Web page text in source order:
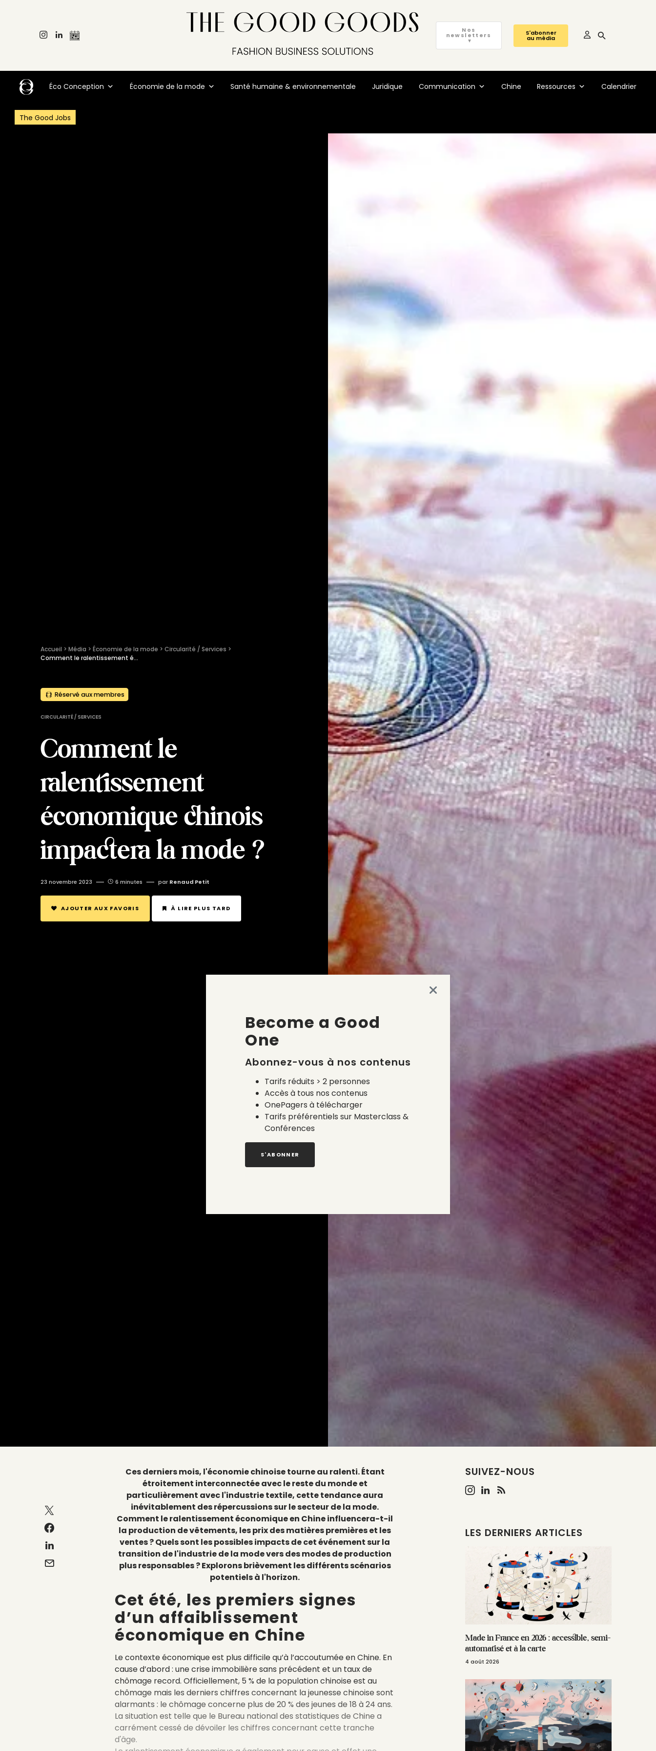
Nos
newsletters
▼
S'abonner
au média
Éco Conception Économie de la mode Santé humaine & environnementale Juridique Communication Chine Ressources Calendrier
The Good Jobs
Accueil > Média > Économie de la mode > Circularité / Services >
Comment le ralentissement économique chinois impactera la mode ?
Réservé aux membres
CIRCULARITÉ / SERVICES
Comment le
ralentissement
économique chinois
impactera la mode ?
23 novembre 2023 6 minutes par Renaud Petit
AJOUTER AUX FAVORIS À LIRE PLUS TARD
Ces derniers mois, l'économie chinoise tourne au ralenti. Étant
étroitement interconnectée avec le reste du monde et
particulièrement avec l'industrie textile, cette tendance aura
inévitablement des répercussions sur le secteur de la mode.
Comment le ralentissement économique en Chine influencera-t-il
la production de vêtements, les prix des matières premières et les
ventes ? Quels sont les possibles impacts de cet événement sur la
transition de l'industrie de la mode vers des modes de production
plus responsables ? Explorons brièvement les différents scénarios
potentiels à l'horizon.
Cet été, les premiers signes
d’un affaiblissement
économique en Chine
Le contexte économique est plus difficile qu’à l’accoutumée en Chine. En
cause d’abord : une crise immobilière sans précédent et un taux de
chômage record. Officiellement, 5 % de la population chinoise est au
chômage mais les derniers chiffres concernant la jeunesse chinoise sont
alarmants : le chômage concerne plus de 20 % des jeunes de 18 à 24 ans.
La situation est telle que le Bureau national des statistiques de Chine a
carrément cessé de dévoiler les chiffres concernant cette tranche
d'âge.
SUIVEZ-NOUS
LES DERNIERS ARTICLES
Made in France en 2026 : accessible, semi-
automatisé et à la carte
4 août 2026
Become a Good
One
Abonnez-vous à nos contenus
Tarifs réduits > 2 personnes
Accès à tous nos contenus
OnePagers à télécharger
Tarifs préférentiels sur Masterclass &
Conférences
S'ABONNER